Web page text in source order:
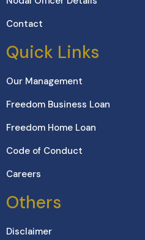
Contact
Quick Links
Our Management
Freedom Business Loan
Freedom Home Loan
Code of Conduct
Careers
Others
Disclaimer